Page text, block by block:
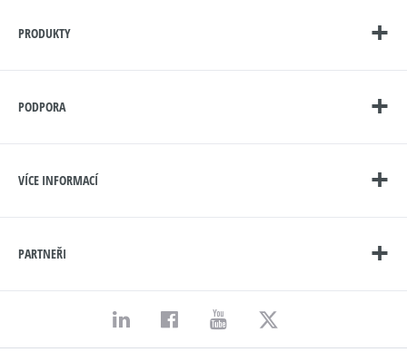
PRODUKTY
PODPORA
VÍCE INFORMACÍ
PARTNEŘI